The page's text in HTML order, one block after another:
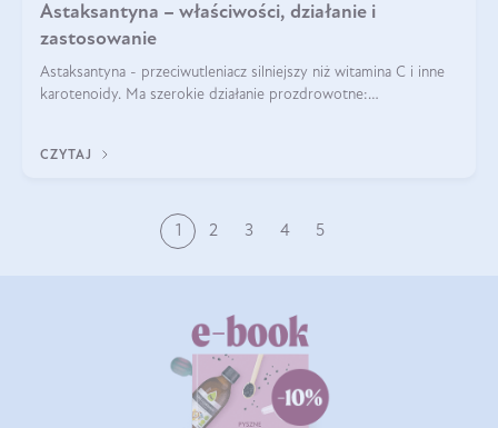
Astaksantyna – właściwości, działanie i
zastosowanie
Astaksantyna - przeciwutleniacz silniejszy niż witamina C i inne
karotenoidy. Ma szerokie działanie prozdrowotne:
CZYTAJ
1 2 3 4 5